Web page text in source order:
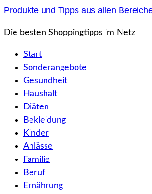
Zum
springen
Produkte und Tipps aus allen
Die besten Shoppingtipps im Netz
Start
Sonderangebote
Gesundheit
Haushalt
Diäten
Bekleidung
Kinder
Anlässe
Familie
Beruf
Ernährung